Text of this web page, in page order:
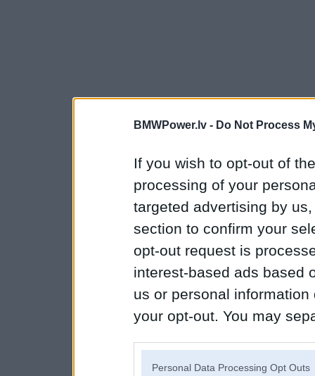
BMWPower.lv - Do Not Process
If you wish to opt-out of
processing of your
targeted advertising by
section to confirm your
opt-out request is
interest-based ads based
us or personal
your opt-out. You may
Personal Data Processing Opt Outs